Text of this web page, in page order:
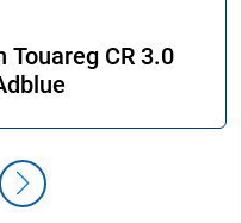
CR 3.0